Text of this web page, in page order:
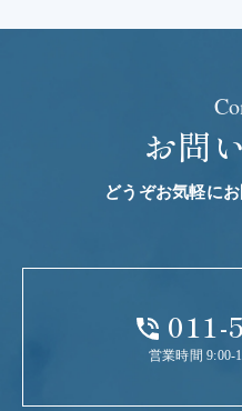
お問
どうぞお気軽に
011-
営業時間 9:00-